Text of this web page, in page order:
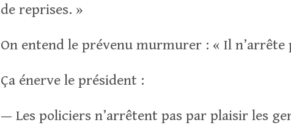
de reprises. »
On entend le prévenu murmurer : « Il n’arrête
Ça énerve le président :
— Les policiers n’arrêtent pas par plaisir les